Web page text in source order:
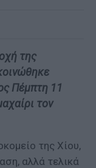
της
Πέμπτη 11
τον
της Χίου,
αλλά τελικά